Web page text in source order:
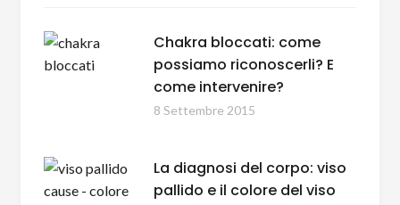
Chakra bloccati: come
possiamo riconoscerli? E
come intervenire?
8 Settembre 2015
La diagnosi del corpo: viso
pallido e il colore del viso